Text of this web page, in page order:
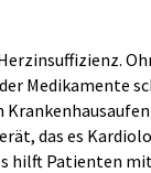
Medikamente
das es
hilft Patienten